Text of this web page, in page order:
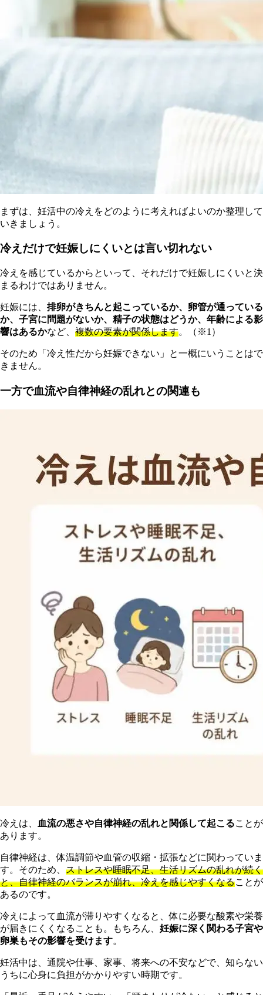
まずは、妊活中の冷えをどのように考えればよいのか整理して
いきましょう。
冷えだけで妊娠しにくいとは言い切れない
冷えを感じているからといって、それだけで妊娠しにくいと決
まるわけではありません。
妊娠には、 排卵がきちんと起こっているか、卵管が通っている
か、子宮に問題がないか、精子の状態はどうか、年齢による影
響はあるかなど、 複数の要素が関係します。（※1）
そのため「冷え性だから妊娠できない」と一概にいうことはで
きません。
一方で血流や自律神経の乱れとの関連も
冷えは、 血流の悪さや自律神経の乱れと関係して起こることが
あります。
自律神経は、体温調節や血管の収縮・拡張などに関わっていま
す。そのため、 ストレスや睡眠不足、生活リズムの乱れが続く
と、自律神経のバランスが崩れ、冷えを感じやすくなることが
あるのです。
冷えによって血流が滞りやすくなると、体に必要な酸素や栄養
が届きにくくなることも。もちろん、 妊娠に深く関わる子宮や
卵巣もその影響を受けます。
妊活中は、通院や仕事、家事、将来への不安などで、知らない
うちに心身に負担がかかりやすい時期です。